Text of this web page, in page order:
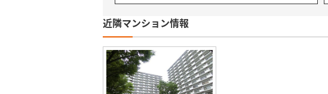
近隣マンション情報